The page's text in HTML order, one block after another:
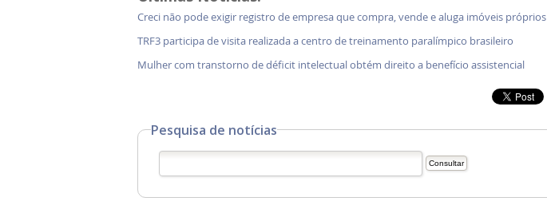
Creci não pode exigir registro de empresa que compra, vende e aluga imóveis próprios
TRF3 participa de visita realizada a centro de treinamento paralímpico brasileiro
Mulher com transtorno de déficit intelectual obtém direito a benefício assistencial
Pesquisa de notícias